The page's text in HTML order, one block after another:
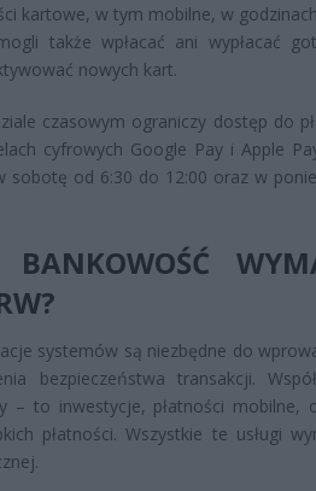
kartowe, w tym mobilne, w
także wpłacać ani wypłacać
nowych kart.
czasowym ograniczy dostęp do
cyfrowych Google Pay i Apple
sobotę od 6:30 do 12:00 oraz w
BANKOWOŚĆ
systemów są niezbędne do
bezpieczeństwa transakcji.
to inwestycje, płatności mobilne,
płatności. Wszystkie te usługi